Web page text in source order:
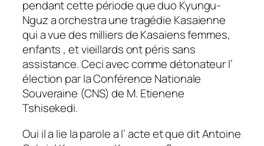
pendant cette période que duo Kyungu-
Nguz a orchestra une tragédie Kasaienne
qui a vue des milliers de Kasaiens femmes,
enfants , et vieillards ont péris sans
assistance. Ceci avec comme détonateur l’
élection par la Conférence Nationale
Souveraine (CNS) de M. Etienene
Tshisekedi.
Oui il a lie la parole a l’ acte et que dit Antoine